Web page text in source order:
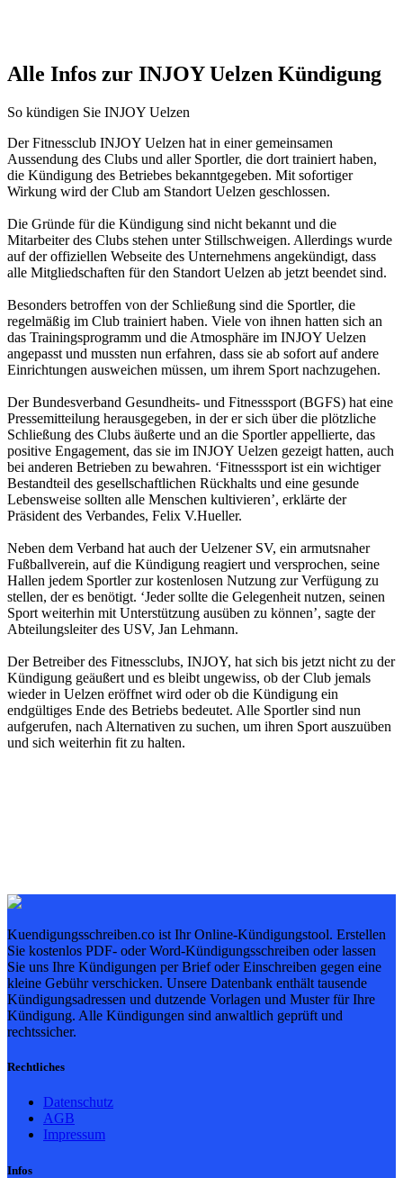
Alle Infos zur INJOY Uelzen Kündigung
So kündigen Sie INJOY Uelzen
Der Fitnessclub INJOY Uelzen hat in einer gemeinsamen
Aussendung des Clubs und aller Sportler, die dort trainiert haben,
die Kündigung des Betriebes bekanntgegeben. Mit sofortiger
Wirkung wird der Club am Standort Uelzen geschlossen.
Die Gründe für die Kündigung sind nicht bekannt und die
Mitarbeiter des Clubs stehen unter Stillschweigen. Allerdings wurde
auf der offiziellen Webseite des Unternehmens angekündigt, dass
alle Mitgliedschaften für den Standort Uelzen ab jetzt beendet sind.
Besonders betroffen von der Schließung sind die Sportler, die
regelmäßig im Club trainiert haben. Viele von ihnen hatten sich an
das Trainingsprogramm und die Atmosphäre im INJOY Uelzen
angepasst und mussten nun erfahren, dass sie ab sofort auf andere
Einrichtungen ausweichen müssen, um ihrem Sport nachzugehen.
Der Bundesverband Gesundheits- und Fitnesssport (BGFS) hat eine
Pressemitteilung herausgegeben, in der er sich über die plötzliche
Schließung des Clubs äußerte und an die Sportler appellierte, das
positive Engagement, das sie im INJOY Uelzen gezeigt hatten, auch
bei anderen Betrieben zu bewahren. ‘Fitnesssport ist ein wichtiger
Bestandteil des gesellschaftlichen Rückhalts und eine gesunde
Lebensweise sollten alle Menschen kultivieren’, erklärte der
Präsident des Verbandes, Felix V.Hueller.
Neben dem Verband hat auch der Uelzener SV, ein armutsnaher
Fußballverein, auf die Kündigung reagiert und versprochen, seine
Hallen jedem Sportler zur kostenlosen Nutzung zur Verfügung zu
stellen, der es benötigt. ‘Jeder sollte die Gelegenheit nutzen, seinen
Sport weiterhin mit Unterstützung ausüben zu können’, sagte der
Abteilungsleiter des USV, Jan Lehmann.
Der Betreiber des Fitnessclubs, INJOY, hat sich bis jetzt nicht zu der
Kündigung geäußert und es bleibt ungewiss, ob der Club jemals
wieder in Uelzen eröffnet wird oder ob die Kündigung ein
endgültiges Ende des Betriebs bedeutet. Alle Sportler sind nun
aufgerufen, nach Alternativen zu suchen, um ihren Sport auszuüben
und sich weiterhin fit zu halten.
Kuendigungsschreiben.co ist Ihr Online-Kündigungstool. Erstellen
Sie kostenlos PDF- oder Word-Kündigungsschreiben oder lassen
Sie uns Ihre Kündigungen per Brief oder Einschreiben gegen eine
kleine Gebühr verschicken. Unsere Datenbank enthält tausende
Kündigungsadressen und dutzende Vorlagen und Muster für Ihre
Kündigung. Alle Kündigungen sind anwaltlich geprüft und
rechtssicher.
Rechtliches
Datenschutz
AGB
Impressum
Infos